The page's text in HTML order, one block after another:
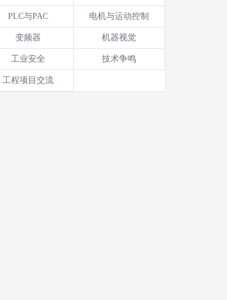
PLC与PAC 电机与运动控制
变频器 机器视觉
工业安全 技术争鸣
工程项目交流